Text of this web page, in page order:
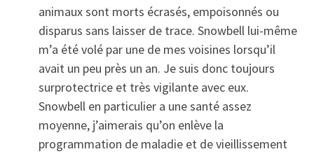
animaux sont morts écrasés, empoisonnés ou
disparus sans laisser de trace. Snowbell lui-même
m’a été volé par une de mes voisines lorsqu’il
avait un peu près un an. Je suis donc toujours
surprotectrice et très vigilante avec eux.
Snowbell en particulier a une santé assez
moyenne, j’aimerais qu’on enlève la
programmation de maladie et de vieillissement